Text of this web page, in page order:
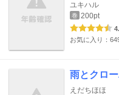
ユキハル
巻 200pt
お気に入り：
雨とクロー
えだちほほ